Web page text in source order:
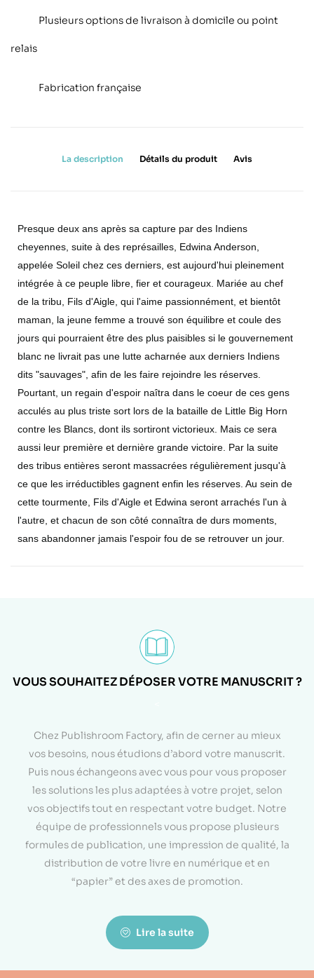
Plusieurs options de livraison à domicile ou point
relais
Fabrication française
La description Détails du produit Avis
Presque deux ans après sa capture par des Indiens
cheyennes, suite à des représailles, Edwina Anderson,
appelée Soleil chez ces derniers, est aujourd'hui pleinement
intégrée à ce peuple libre, fier et courageux. Mariée au chef
de la tribu, Fils d'Aigle, qui l'aime passionnément, et bientôt
maman, la jeune femme a trouvé son équilibre et coule des
jours qui pourraient être des plus paisibles si le gouvernement
blanc ne livrait pas une lutte acharnée aux derniers Indiens
dits "sauvages", afin de les faire rejoindre les réserves.
Pourtant, un regain d'espoir naîtra dans le coeur de ces gens
acculés au plus triste sort lors de la bataille de Little Big Horn
contre les Blancs, dont ils sortiront victorieux. Mais ce sera
aussi leur première et dernière grande victoire. Par la suite
des tribus entières seront massacrées régulièrement jusqu'à
ce que les irréductibles gagnent enfin les réserves. Au sein de
cette tourmente, Fils d'Aigle et Edwina seront arrachés l'un à
l'autre, et chacun de son côté connaîtra de durs moments,
sans abandonner jamais l'espoir fou de se retrouver un jour.
VOUS SOUHAITEZ DÉPOSER VOTRE MANUSCRIT ?
Chez Publishroom Factory, afin de cerner au mieux
vos besoins, nous étudions d’abord votre manuscrit.
Puis nous échangeons avec vous pour vous proposer
les solutions les plus adaptées à votre projet, selon
vos objectifs tout en respectant votre budget. Notre
équipe de professionnels vous propose plusieurs
formules de publication, une impression de qualité, la
distribution de votre livre en numérique et en
“papier” et des axes de promotion.
Lire la suite